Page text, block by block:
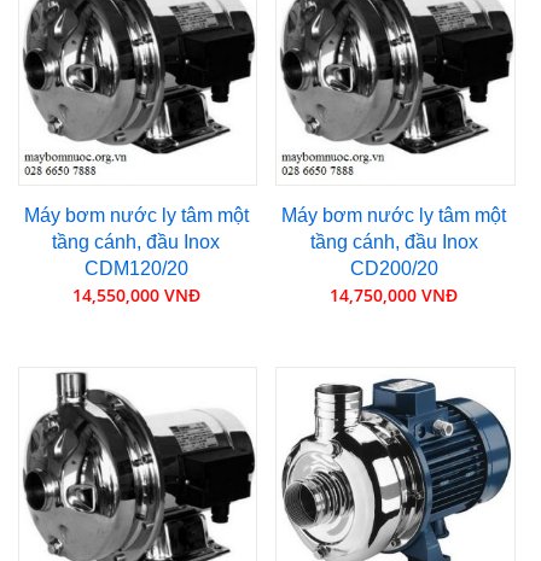
Máy bơm nước ly tâm một
tầng cánh, đầu Inox
CDM120/20
14,550,000 VNĐ
Máy bơm nước ly tâm một
tầng cánh, đầu Inox
CD200/20
14,750,000 VNĐ